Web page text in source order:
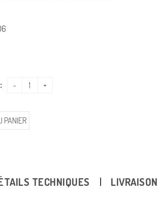
PANIER
TECHNIQUES
LIVRAISON
mm